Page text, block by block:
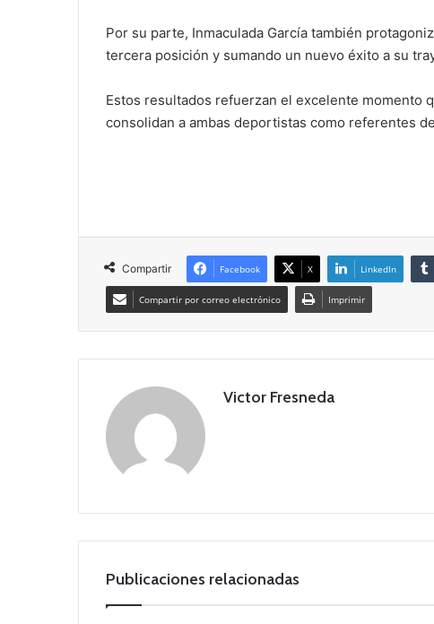
Por su parte, Inmaculada García también
tercera posición y sumando un nuevo éxito a su
Estos resultados refuerzan el excelente momento
consolidan a ambas deportistas como referentes
Compartir Facebook X LinkedIn
Compartir por correo electrónico Imprimir
Victor Fresneda
Publicaciones relacionadas